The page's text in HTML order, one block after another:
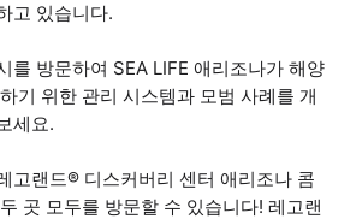
고 있습니다.
를 방문하여 SEA LIFE 애리조나가 해양
기 위한 관리 시스템과 모범 사례를 개
세요.
고랜드® 디스커버리 센터 애리조나 콤
곳 모두를 방문할 수 있습니다! 레고랜